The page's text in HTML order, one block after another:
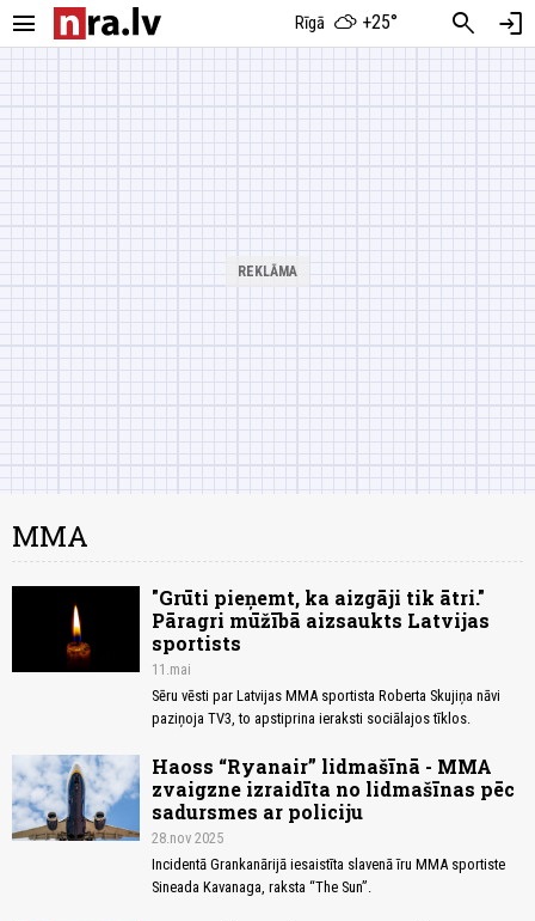
menu Rīgā +25° search login
MMA
"Grūti pieņemt, ka aizgāji tik ātri."
Pāragri mūžībā aizsaukts Latvijas
sportists
11.mai
Sēru vēsti par Latvijas MMA sportista Roberta Skujiņa nāvi
paziņoja TV3, to apstiprina ieraksti sociālajos tīklos.
Haoss “Ryanair” lidmašīnā - MMA
zvaigzne izraidīta no lidmašīnas pēc
sadursmes ar policiju
28.nov 2025
Incidentā Grankanārijā iesaistīta slavenā īru MMA sportiste
Sineada Kavanaga, raksta “The Sun”.